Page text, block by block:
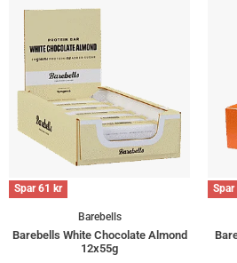
Spar61 kr
Barebells
Barebells White Chocolate Almond
12x55g
Spar